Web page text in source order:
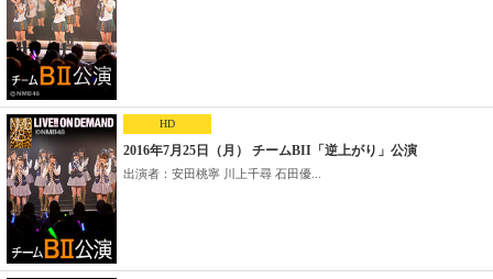
HD
2016年7月25日（月） チームBII「逆上がり」公演
出演者：安田桃寧 川上千尋 石田優...